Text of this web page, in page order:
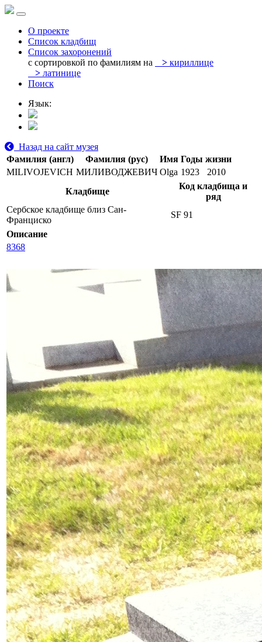
О проекте
Список кладбищ
Список захоронений
с сортировкой по фамилиям на
> кириллице
> латинице
Поиск
Язык:
Назад на сайт музея
Фамилия (англ)
Фамилия (рус) Имя Годы жизни
MILIVOJEVICH МИЛИВОДЖЕВИЧ Olga 1923
2010
Кладбище
Код кладбища и
ряд
Сербское кладбище близ Сан-
Франциско
SF 91
Описание
8368